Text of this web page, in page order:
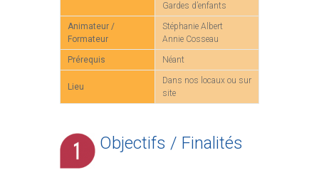
Gardes d’enfants
Animateur /
Formateur
Stéphanie Albert
Annie Cosseau
Prérequis Néant
Lieu
Dans nos locaux ou sur
site
Objectifs / Finalités